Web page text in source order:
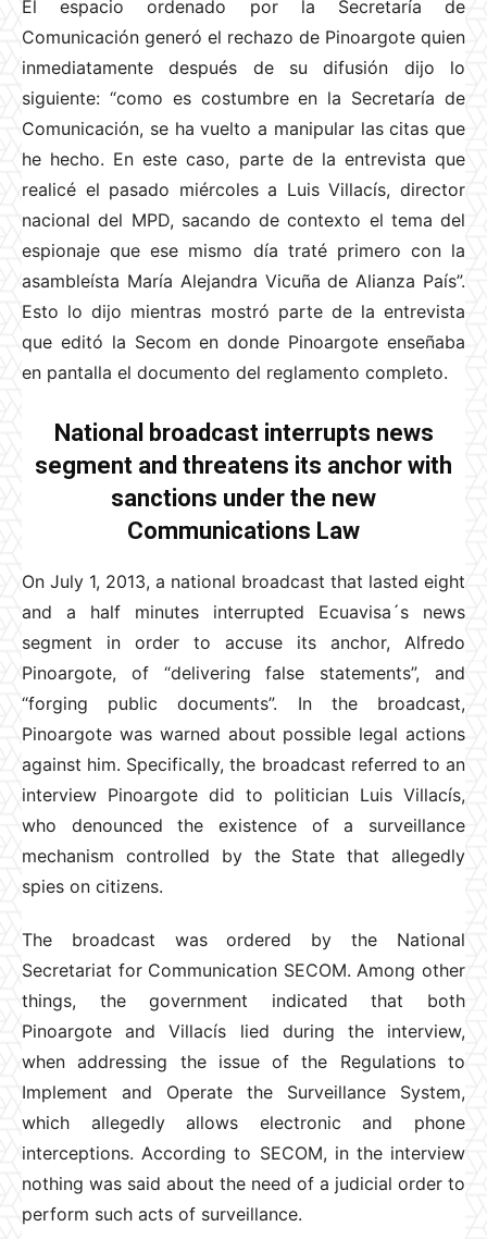
El espacio ordenado por la Secretaría de
Comunicación generó el rechazo de Pinoargote quien
inmediatamente después de su difusión dijo lo
siguiente: “como es costumbre en la Secretaría de
Comunicación, se ha vuelto a manipular las citas que
he hecho. En este caso, parte de la entrevista que
realicé el pasado miércoles a Luis Villacís, director
nacional del MPD, sacando de contexto el tema del
espionaje que ese mismo día traté primero con la
asambleísta María Alejandra Vicuña de Alianza País”.
Esto lo dijo mientras mostró parte de la entrevista
que editó la Secom en donde Pinoargote enseñaba
en pantalla el documento del reglamento completo.
National broadcast interrupts news
segment and threatens its anchor with
sanctions under the new
Communications Law
On July 1, 2013, a national broadcast that lasted eight
and a half minutes interrupted Ecuavisa´s news
segment in order to accuse its anchor, Alfredo
Pinoargote, of “delivering false statements”, and
“forging public documents”. In the broadcast,
Pinoargote was warned about possible legal actions
against him. Specifically, the broadcast referred to an
interview Pinoargote did to politician Luis Villacís,
who denounced the existence of a surveillance
mechanism controlled by the State that allegedly
spies on citizens.
The broadcast was ordered by the National
Secretariat for Communication SECOM. Among other
things, the government indicated that both
Pinoargote and Villacís lied during the interview,
when addressing the issue of the Regulations to
Implement and Operate the Surveillance System,
which allegedly allows electronic and phone
interceptions. According to SECOM, in the interview
nothing was said about the need of a judicial order to
perform such acts of surveillance.